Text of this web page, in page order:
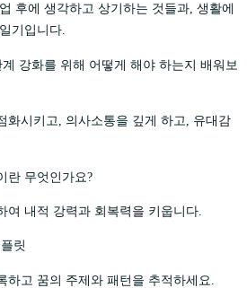
후에 생각하고 상기하는 것들과, 생활에
기입니다.
강화를 위해 어떻게 해야 하는지 배워보
화시키고, 의사소통을 깊게 하고, 유대감
란 무엇인가요?
여 내적 강력과 회복력을 키웁니다.
릿
하고 꿈의 주제와 패턴을 추적하세요.